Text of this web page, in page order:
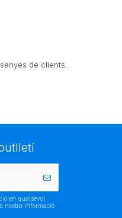
de clients.
en qualsevol
nostra informació